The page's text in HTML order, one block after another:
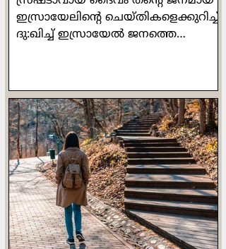
ഇസ്രായേലിന്‍റെ ചെയ്തികളെക്കുറിച്ച്
ദു:ഖിച്ച് ഇസ്രായേല്‍ ജനത്തെ
ഭവനവും എന്നോട്
ചേര്‍ന്നിരിക്കണമെന്ന് ഞാന്‍
ആഗ്രഹിച്ചു. ഇത് അവര്‍ എന്‍റെ
ജനവും കീര്‍ത്തിയും അഭിമാനവും
മഹത്വവുമായി
നിലകൊള്ളേണ്ടതിനായിരുന്നു.' (ജറമി
13:11). സാന്‍ ദാമിയാനോയിലെ ഒരു
ചെറിയ കപ്പേളയില്‍
പ്രാര്‍ത്ഥനാപൂര്‍വം നിലകൊണ്ട